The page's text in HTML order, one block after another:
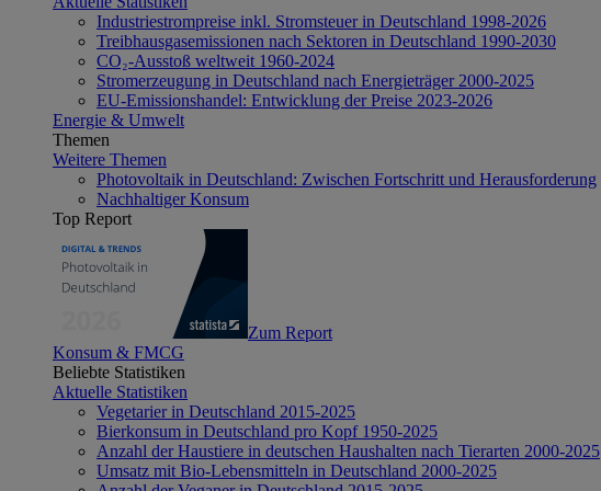
Industriestrompreise inkl. Stromsteuer in Deutschland 1998-2026
Treibhausgasemissionen nach Sektoren in Deutschland 1990-2030
CO₂-Ausstoß weltweit 1960-2024
Stromerzeugung in Deutschland nach Energieträger 2000-2025
EU-Emissionshandel: Entwicklung der Preise 2023-2026
Energie & Umwelt
Themen
Weitere Themen
Photovoltaik in Deutschland: Zwischen Fortschritt und Herausforderung
Nachhaltiger Konsum
Top Report
Zum Report
Konsum & FMCG
Beliebte Statistiken
Aktuelle Statistiken
Vegetarier in Deutschland 2015-2025
Bierkonsum in Deutschland pro Kopf 1950-2025
Anzahl der Haustiere in deutschen Haushalten nach Tierarten 2000-2025
Umsatz mit Bio-Lebensmitteln in Deutschland 2000-2025